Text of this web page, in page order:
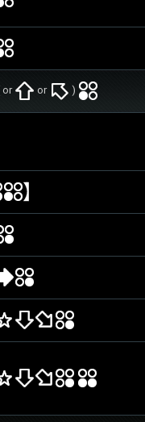
or or )